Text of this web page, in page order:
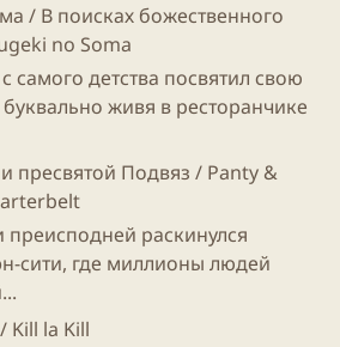
/ В поисках божественного
no Soma
самого детства посвятил свою
живя в ресторанчике
пресвятой Подвяз / Panty &
раскинулся
сити, где миллионы людей
Kill la Kill